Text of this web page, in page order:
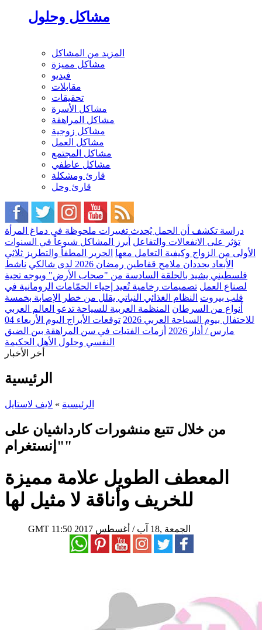
مشاكل وحلول
المزيد من المشاكل
مشاكل مميزة
فيديو
مقابلات
تحقيقات
مشاكل الأسرة
مشاكل المراهقة
مشاكل زوجية
مشاكل العمل
مشاكل المجتمع
مشاكل عاطفي
قارئ ومشكلة
قارئ وحل
دراسة تكشف أن الحمل يُحدث تغييرات ملحوظة في دماغ المرأة
تؤثر على الانفعالات والتفاعل أبرز المشاكل شيوعاً في السنوات
الأولى من الزواج وكيفية التعامل معها الحرير المطفأ والتطريز ثلاثي
الأبعاد يحددان ملامح قفاطين رمضان 2026 لدى شالكي
ناشط
فلسطيني يشيد بالحلقة السادسة من "صحاب الأرض" ويوجه تحية
لصناع العمل تصميمات رخامية تُعيد إحياء الحمّامات الرومانية في
قلب بيروت النظام الغذائي النباتي يقلل من خطر الإصابة بخمسة
أنواع من السرطان المنظمة العربية للسياحة تدعو العالم العربي
للاحتفال بيوم السياحة العربي 2026
توقعات الأبراج اليوم الأربعاء 04
مارس / أذار 2026
أزمات الفتيات في سن المراهقة بين الضيق
النفسي وحلول الأهل الحكيمة
أخر الأخبار
الرئيسية
الرئيسية » لايف لاستايل
من خلال تتبع منشورات كارداشيان على
"إنستغرام"
المعطف الطويل علامة مميزة
للخريف وأناقة لا مثيل لها
GMT 11:50 2017 الجمعة ,18 آب / أغسطس